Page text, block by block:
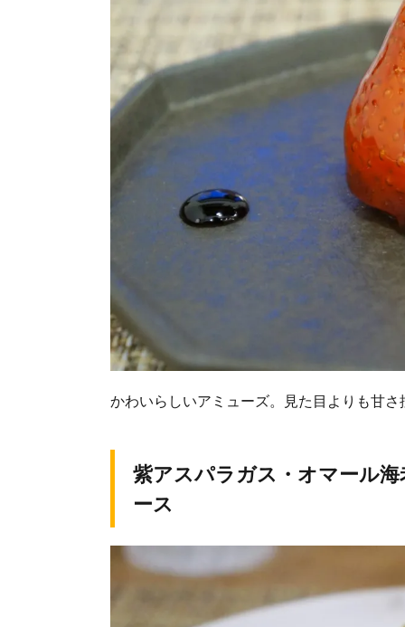
かわいらしいアミューズ。見た目よりも甘
紫アスパラガス・オマール
ース